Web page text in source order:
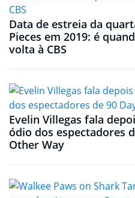
Data de estreia da
Pieces em 2019: é
volta à CBS
Evelin Villegas fala
ódio dos espectadores
Other Way